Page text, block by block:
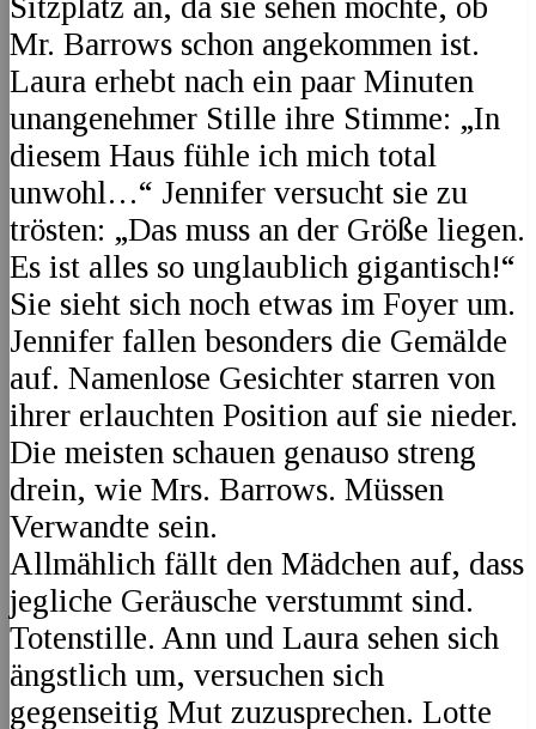
Mr. Barrows schon angekommen ist.
Laura erhebt nach ein paar Minuten
unangenehmer Stille ihre Stimme: „In
diesem Haus fühle ich mich total
unwohl…“ Jennifer versucht sie zu
trösten: „Das muss an der Größe liegen.
Es ist alles so unglaublich gigantisch!“
Sie sieht sich noch etwas im Foyer um.
Jennifer fallen besonders die Gemälde
auf. Namenlose Gesichter starren von
ihrer erlauchten Position auf sie nieder.
Die meisten schauen genauso streng
drein, wie Mrs. Barrows. Müssen
Verwandte sein.
Allmählich fällt den Mädchen auf, dass
jegliche Geräusche verstummt sind.
Totenstille. Ann und Laura sehen sich
ängstlich um, versuchen sich
gegenseitig Mut zuzusprechen. Lotte